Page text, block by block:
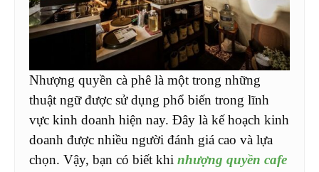
Nhượng quyền cà phê là một trong những
thuật ngữ được sử dụng phổ biến trong lĩnh
vực kinh doanh hiện nay. Đây là kế hoạch kinh
doanh được nhiều người đánh giá cao và lựa
chọn. Vậy, bạn có biết khi nhượng quyền cafe